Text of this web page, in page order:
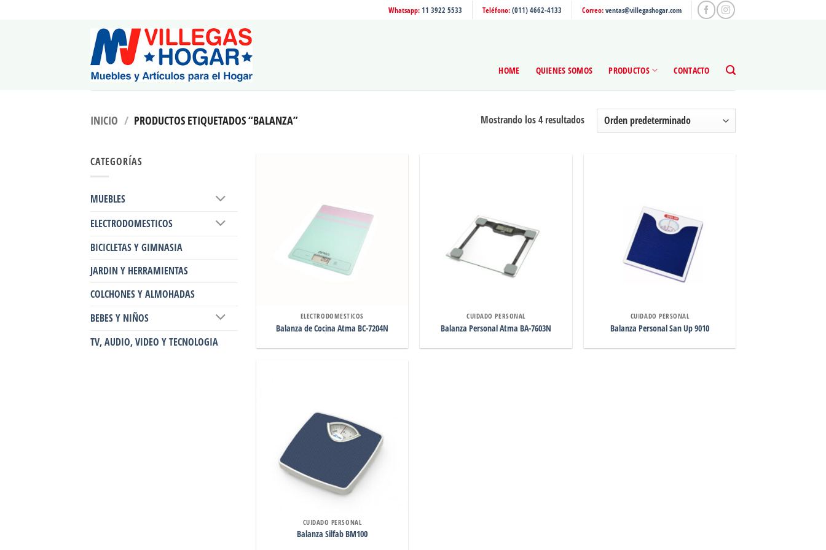
Whatsapp:11 3922 5533 Teléfono:(011) 4662-4133 Correo:ventas@villegashogar.com
HOME QUIENES SOMOS PRODUCTOS CONTACTO
INICIO / PRODUCTOS ETIQUETADOS “BALANZA” Mostrando los 4 resultados
CATEGORÍAS
MUEBLES
ELECTRODOMESTICOS
BICICLETAS Y GIMNASIA
JARDIN Y HERRAMIENTAS
COLCHONES Y ALMOHADAS
BEBES Y NIÑOS
TV, AUDIO, VIDEO Y TECNOLOGIA
ELECTRODOMESTICOS
Balanza de Cocina Atma BC-7204N
CUIDADO PERSONAL
Balanza Personal Atma BA-7603N
CUIDADO PERSONAL
Balanza Personal San Up 9010
CUIDADO PERSONAL
Balanza Silfab BM100